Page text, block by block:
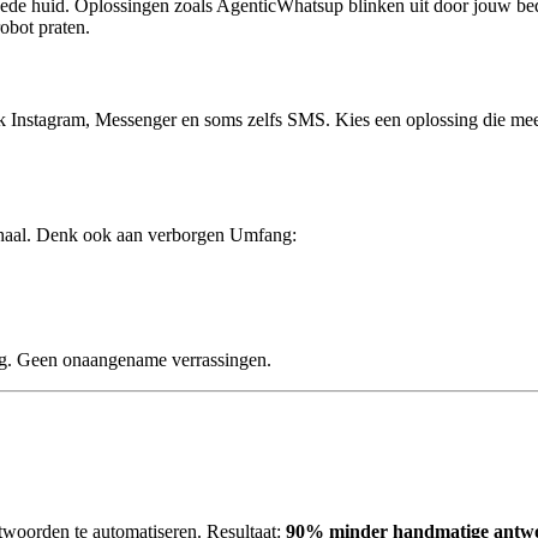
huid. Oplossingen zoals AgenticWhatsup blinken uit door jouw
praten.
Messenger en soms zelfs SMS. Kies een oplossing die
Denk ook aan verborgen Umfang:
Geen onaangename verrassingen.
te automatiseren. Resultaat: 90% minder handmatige